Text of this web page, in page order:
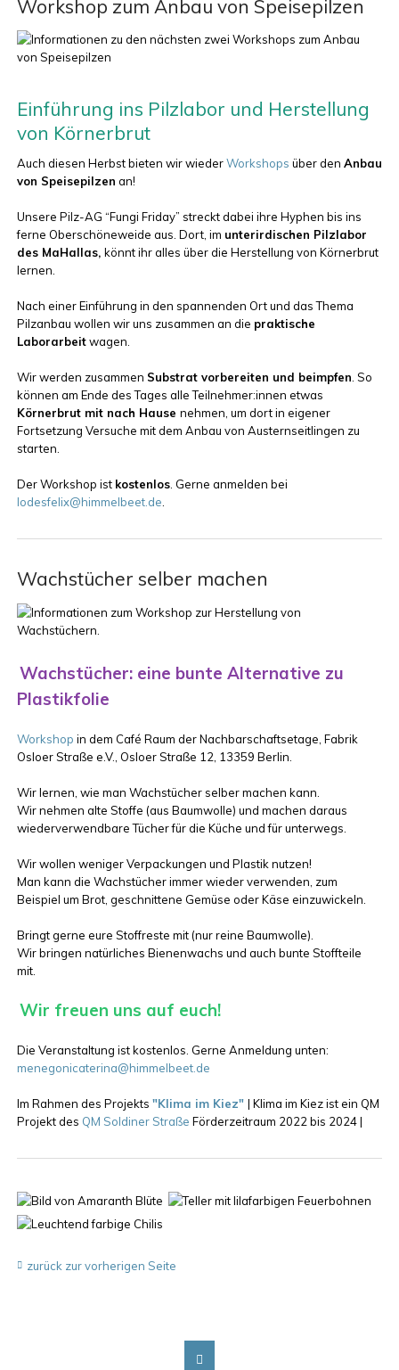
Workshop zum Anbau von Speisepilzen
Einführung ins Pilzlabor und Herstellung
von Körnerbrut
Auch diesen Herbst bieten wir wiederWorkshops über den Anbau
von Speisepilzen an!
Unsere Pilz-AG “Fungi Friday” streckt dabei ihre Hyphen bis ins
ferne Oberschöneweide aus. Dort, im unterirdischen Pilzlabor
des MaHallas, könnt ihr alles über die Herstellung von Körnerbrut
lernen.
Nach einer Einführung in den spannenden Ort und das Thema
Pilzanbau wollen wir uns zusammen an die praktische
Laborarbeitwagen.
Wir werden zusammen Substrat vorbereiten und beimpfen . So
können am Ende des Tages alle Teilnehmer:innen etwas
Körnerbrut mit nach Hause nehmen, um dort in eigener
Fortsetzung Versuche mit dem Anbau von Austernseitlingen zu
starten.
Der Workshop ist kostenlos. Gerne anmelden bei
lodesfelix@himmelbeet.de
Wachstücher selber machen
Wachstücher: eine bunte Alternative zu
Plastikfolie
Workshop in dem Café Raum der Nachbarschaftsetage, Fabrik
Osloer Straße e.V., Osloer Straße 12, 13359 Berlin.
Wir lernen, wie man Wachstücher selber machen kann.
Wir nehmen alte Stoffe (aus Baumwolle) und machen daraus
wiederverwendbare Tücher für die Küche und für unterwegs.
Wir wollen weniger Verpackungen und Plastik nutzen!
Man kann die Wachstücher immer wieder verwenden, zum
Beispiel um Brot, geschnittene Gemüse oder Käse einzuwickeln.
Bringt gerne eure Stoffreste mit (nur reine Baumwolle).
Wir bringen natürliches Bienenwachs und auch bunte Stoffteile
mit.
Wir freuen uns auf euch!
Die Veranstaltung ist kostenlos. Gerne Anmeldung unten:
menegonicaterina@himmelbeet.de
Im Rahmen des Projekts "Klima im Kiez" | Klima im Kiez ist ein QM
Projekt des QM Soldiner Straße Förderzeitraum 2022 bis 2024 |
zurück zur vorherigen Seite